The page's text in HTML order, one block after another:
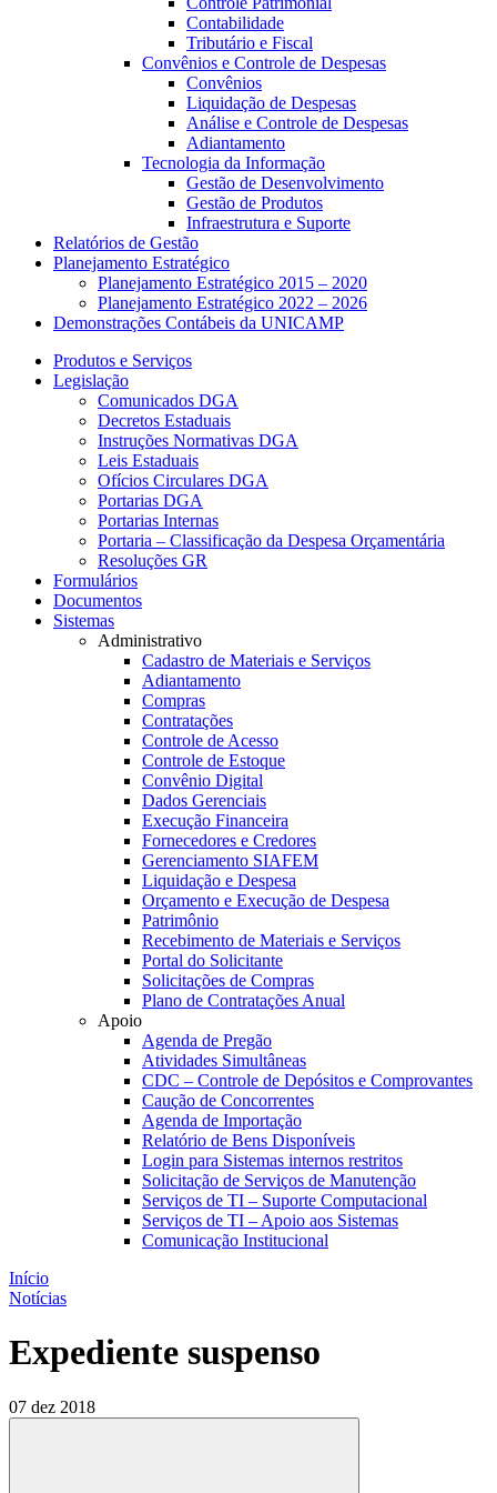
Contabilidade
Tributário e Fiscal
Convênios e Controle de Despesas
Convênios
Liquidação de Despesas
Análise e Controle de Despesas
Adiantamento
Tecnologia da Informação
Gestão de Desenvolvimento
Gestão de Produtos
Infraestrutura e Suporte
Relatórios de Gestão
Planejamento Estratégico
Planejamento Estratégico 2015 – 2020
Planejamento Estratégico 2022 – 2026
Demonstrações Contábeis da UNICAMP
Produtos e Serviços
Legislação
Comunicados DGA
Decretos Estaduais
Instruções Normativas DGA
Leis Estaduais
Ofícios Circulares DGA
Portarias DGA
Portarias Internas
Portaria – Classificação da Despesa Orçamentária
Resoluções GR
Formulários
Documentos
Sistemas
Administrativo
Cadastro de Materiais e Serviços
Adiantamento
Compras
Contratações
Controle de Acesso
Controle de Estoque
Convênio Digital
Dados Gerenciais
Execução Financeira
Fornecedores e Credores
Gerenciamento SIAFEM
Liquidação e Despesa
Orçamento e Execução de Despesa
Patrimônio
Recebimento de Materiais e Serviços
Portal do Solicitante
Solicitações de Compras
Plano de Contratações Anual
Apoio
Agenda de Pregão
Atividades Simultâneas
CDC – Controle de Depósitos e Comprovantes
Caução de Concorrentes
Agenda de Importação
Relatório de Bens Disponíveis
Login para Sistemas internos restritos
Solicitação de Serviços de Manutenção
Serviços de TI – Suporte Computacional
Serviços de TI – Apoio aos Sistemas
Comunicação Institucional
Início
Notícias
Expediente suspenso
07 dez 2018